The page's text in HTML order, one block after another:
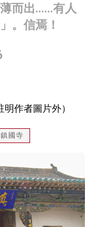
而出……有人
。信焉！
作者圖片外）
鎮國寺